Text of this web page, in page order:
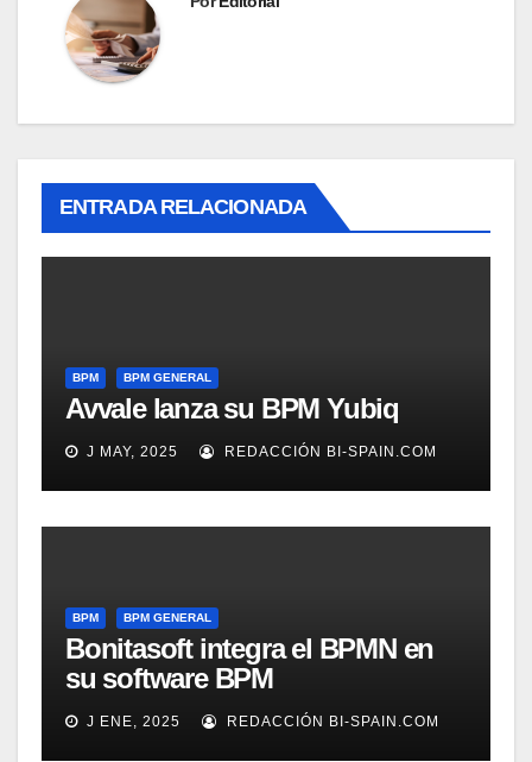
ENTRADA RELACIONADA
BPM BPM GENERAL
Avvale lanza su BPM Yubiq
J MAY, 2025 REDACCIÓN BI-SPAIN.COM
BPM BPM GENERAL
Bonitasoft integra el BPMN en
su software BPM
J ENE, 2025 REDACCIÓN BI-SPAIN.COM